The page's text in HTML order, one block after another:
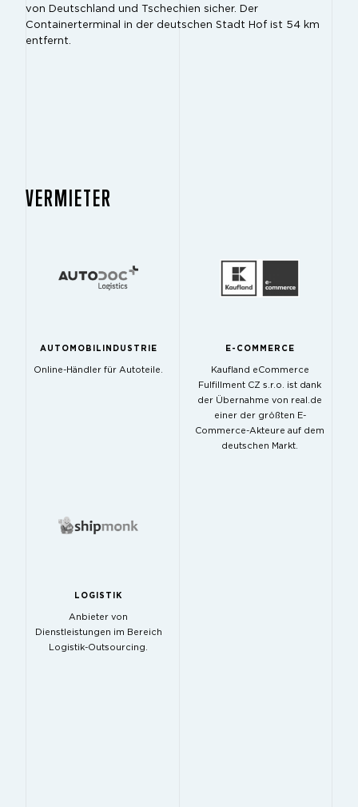
von Deutschland und Tschechien sicher. Der
Containerterminal in der deutschen Stadt Hof ist 54 km
entfernt.
VERMIETER
AUTOMOBILINDUSTRIE
Online-Händler für Autoteile.
E-COMMERCE
Kaufland eCommerce
Fulfillment CZ s.r.o. ist dank
der Übernahme von real.de
einer der größten E-
Commerce-Akteure auf dem
deutschen Markt.
LOGISTIK
Anbieter von
Dienstleistungen im Bereich
Logistik-Outsourcing.